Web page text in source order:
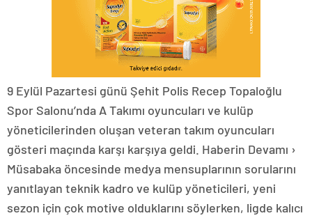
9 Eylül Pazartesi günü Şehit Polis Recep Topaloğlu
Spor Salonu’nda A Takımı oyuncuları ve kulüp
yöneticilerinden oluşan veteran takım oyuncuları
gösteri maçında karşı karşıya geldi. Haberin Devamı ›
Müsabaka öncesinde medya mensuplarının sorularını
yanıtlayan teknik kadro ve kulüp yöneticileri, yeni
sezon için çok motive olduklarını söylerken, ligde kalıcı